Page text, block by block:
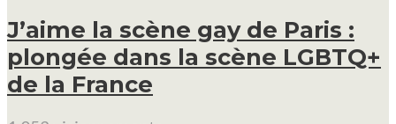
J’aime la scène gay de Paris :
plongée dans la scène LGBTQ+
de la France